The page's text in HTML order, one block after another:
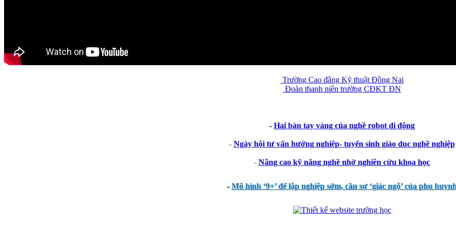
Trường Cao đẳng Kỹ thuật Đồng Nai
Đoàn thanh niên trường CĐKT ĐN
- Hai bàn tay vàng của nghề robot di động
- Ngày hội tư vấn hướng nghiệp- tuyển sinh giáo dục nghề nghiệp
- Nâng cao kỹ năng nghề nhờ nghiên cứu khoa học
-Mô hình ‘9+’ để lập nghiệp sớm, cần sự ‘giác ngộ’ của phụ